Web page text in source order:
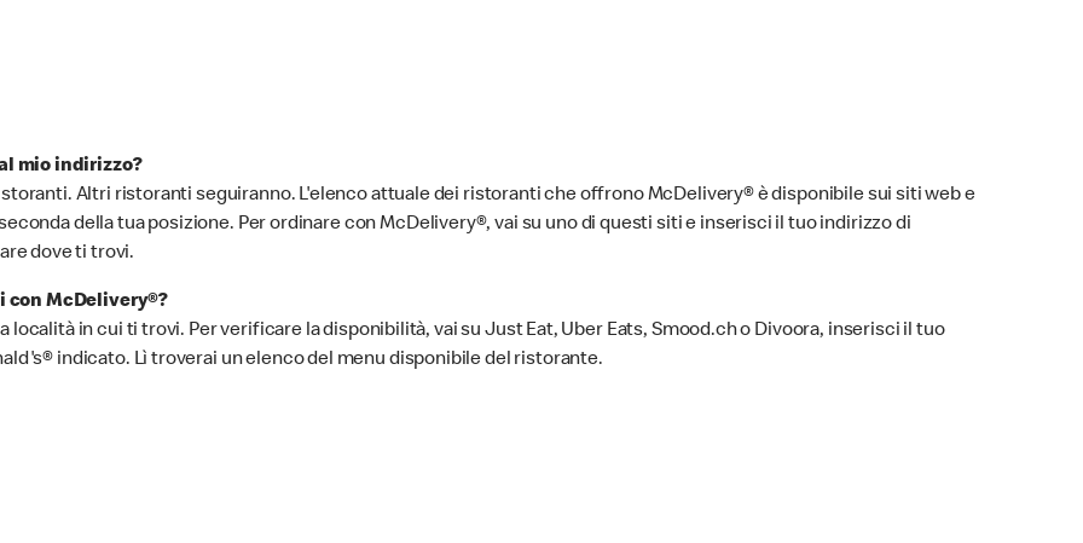
mio indirizzo?
Altri ristoranti seguiranno. L'elenco attuale dei ristoranti che offrono McDelivery® è disponibile sui siti web e
della tua posizione. Per ordinare con McDelivery®, vai su uno di questi siti e inserisci il tuo indirizzo di
dove ti trovi.
con McDelivery®?
località in cui ti trovi. Per verificare la disponibilità, vai su Just Eat, Uber Eats, Smood.ch o Divoora, inserisci il tuo
indicato. Lì troverai un elenco del menu disponibile del ristorante.